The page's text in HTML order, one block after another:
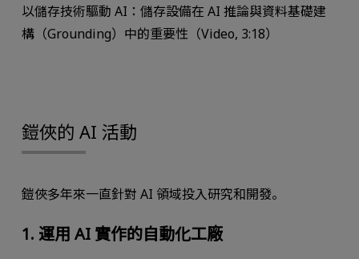
以儲存技術驅動 AI：儲存設備在 AI 推論與資料基礎建
構（Grounding）中的重要性（Video, 3:18）
鎧俠的 AI 活動
鎧俠多年來一直針對 AI 領域投入研究和開發。
1. 運用 AI 實作的自動化工廠